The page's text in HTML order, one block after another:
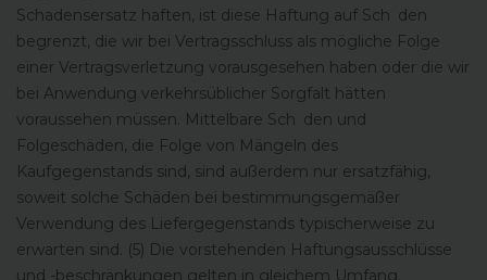
Schadensersatz haften, ist diese Haftung auf Sch den
begrenzt, die wir bei Vertragsschluss als mögliche Folge
einer Vertragsverletzung vorausgesehen haben oder die wir
bei Anwendung verkehrsüblicher Sorgfalt hätten
voraussehen müssen. Mittelbare Sch den und
Folgeschäden, die Folge von Mängeln des
Kaufgegenstands sind, sind außerdem nur ersatzfähig,
soweit solche Schäden bei bestimmungsgemäßer
Verwendung des Liefergegenstands typischerweise zu
erwarten sind. (5) Die vorstehenden Haftungsausschlüsse
und -beschränkungen gelten in gleichem Umfang